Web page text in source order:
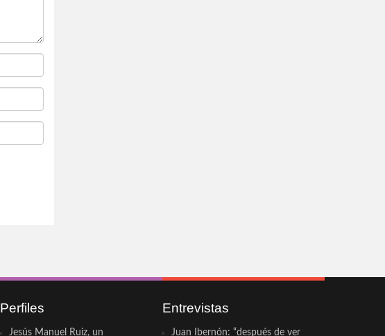
Perfiles
Jesús Manuel Ruiz, un
Entrevistas
Juan Ibernón: “después de ver